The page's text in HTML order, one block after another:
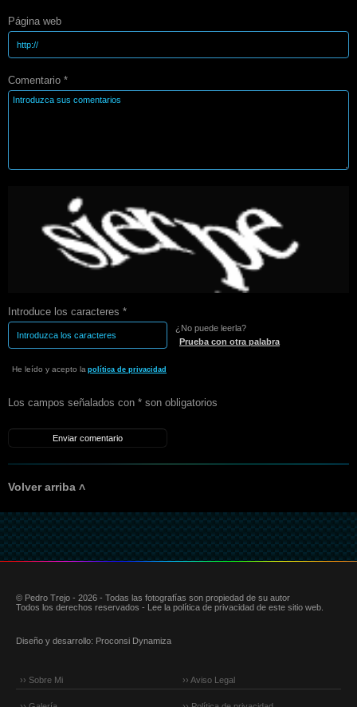
Página web
Comentario *
Introduce los caracteres *
¿No puede leerla?
Prueba con otra palabra
He leído y acepto la política de privacidad
Los campos señalados con * son obligatorios
Volver arriba ˄
© Pedro Trejo - 2026 - Todas las fotografías son propiedad de su autor
Todos los derechos reservados - Lee la política de privacidad de este sitio web.
Diseño y desarrollo: Proconsi Dynamiza
›› Sobre Mi ›› Aviso Legal